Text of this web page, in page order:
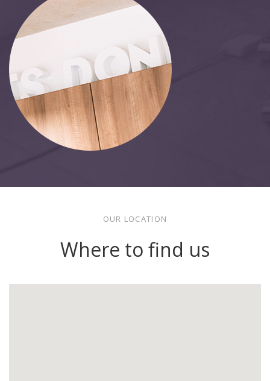
OUR LOCATION
Where to find us